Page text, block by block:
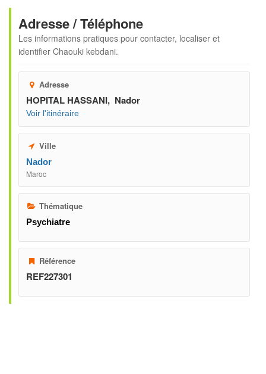
Adresse / Téléphone
Les informations pratiques pour contacter, localiser et
identifier Chaouki kebdani.
Adresse
HOPITAL HASSANI, Nador
Voir l'itinéraire
Ville
Nador
Maroc
Thématique
Psychiatre
Référence
REF227301